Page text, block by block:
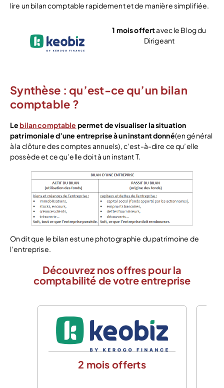
lire un bilan comptable rapidement et de manière simplifiée.
1 mois offertavec le Blog du
Dirigeant
Synthèse : qu’est-ce qu’un bilan
comptable ?
Lebilan comptable permet de visualiser la situation
patrimoniale d’une entreprise à un instant donné(en général
à la clôture des comptes annuels), c’est-à-dire ce qu’elle
possède et ce qu’elle doit à un instant T.
On dit que le bilan est une photographie du patrimoine de
l’entreprise.
Découvrez nos offres pour la
comptabilité de votre entreprise
2 mois offerts